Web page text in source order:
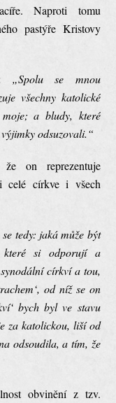
Naproti tomu
pastýře Kristovy
„Spolu se mnou
všechny katolické
a bludy, které
odsuzovali.“
on reprezentuje
celé církve i všech
tedy: jaká může být
které si odporují a
církví a tou,
od níž se on
bych byl ve stavu
za katolickou, liší od
odsoudila, a tím, že
obvinění z tzv.